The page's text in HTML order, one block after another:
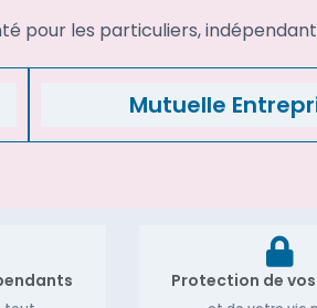
pour les particuliers,
Mutuelle
Protection de